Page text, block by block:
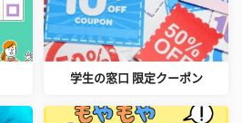
学生の窓口 限定クーポン